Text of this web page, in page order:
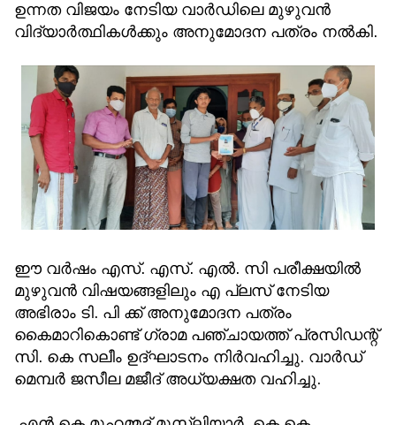
ഉന്നത വിജയം നേടിയ വാർഡിലെ മുഴുവൻ
വിദ്യാർത്ഥികൾക്കും അനുമോദന പത്രം നൽകി.
ഈ വർഷം എസ്. എസ്. എൽ. സി പരീക്ഷയിൽ
മുഴുവൻ വിഷയങ്ങളിലും എ പ്ലസ് നേടിയ
അഭിരാം ടി. പി ക്ക് അനുമോദന പത്രം
കൈമാറികൊണ്ട് ഗ്രാമ പഞ്ചായത്ത്‌ പ്രസിഡന്റ്‌
സി. കെ സലീം ഉദ്ഘാടനം നിർവഹിച്ചു. വാർഡ്‌
മെമ്പർ ജസീല മജീദ് അധ്യക്ഷത വഹിച്ചു.